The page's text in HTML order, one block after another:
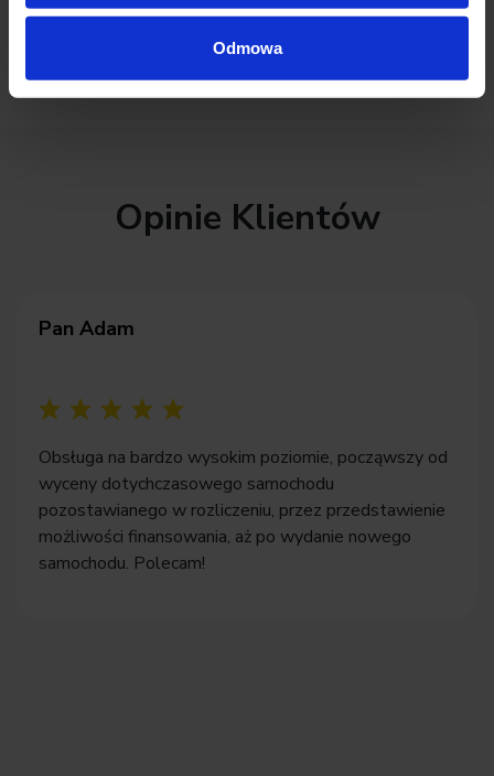
Odmowa
Opinie Klientów
Pan Adam
Obsługa na bardzo wysokim poziomie, począwszy od
wyceny dotychczasowego samochodu
pozostawianego w rozliczeniu, przez przedstawienie
możliwości finansowania, aż po wydanie nowego
samochodu. Polecam!